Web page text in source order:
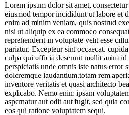
Lorem ipsum dolor sit amet,
eiusmod tempor incididunt ut labore et
enim ad minim veniam, quis nostrud
nisi ut aliquip ex ea commodo
reprehenderit in voluptate velit esse
pariatur. Excepteur sint occaecat.
culpa qui officia deserunt mollit anim id
perspiciatis unde omnis iste natus error
doloremque laudantium.totam rem
inventore veritatis et quasi architecto
explicabo. Nemo enim ipsam
aspernatur aut odit aut fugit, sed quia
eos qui ratione voluptatem sequi.